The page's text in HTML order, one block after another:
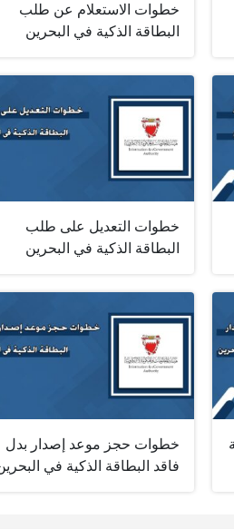
خطوات الاستعلام عن طلب
البطاقة الذكية في البحرين
خطوات التعديل على طلب
البطاقة الذكية في البحرين
خطوات حجز موعد إصدار بدل
فاقد البطاقة الذكية في